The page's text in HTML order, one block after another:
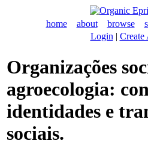
home about browse
Login | Create
Organizações
agroecologia:
identidades e
sociais.